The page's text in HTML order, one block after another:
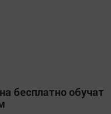
бесплатно обучат